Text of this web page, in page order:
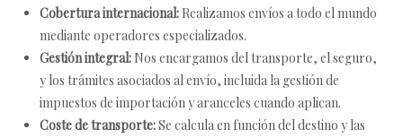
Cobertura internacional: Realizamos envíos a todo el mundo
mediante operadores especializados.
Gestión integral: Nos encargamos del transporte, el seguro,
y los trámites asociados al envío, incluida la gestión de
impuestos de importación y aranceles cuando aplican.
Coste de transporte:Se calcula en función del destino y las